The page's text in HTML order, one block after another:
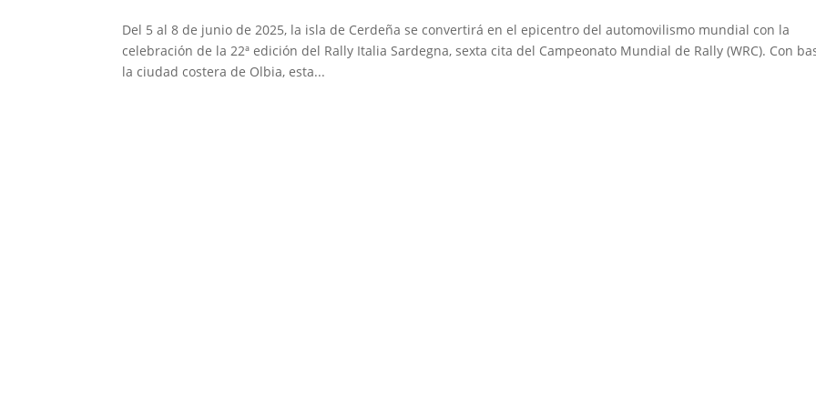
Del 5 al 8 de junio de 2025, la isla de Cerdeña se convertirá en el epicentro del automovilismo mundial con la
celebración de la 22ª edición del Rally Italia Sardegna, sexta cita del Campeonato Mundial de Rally (WRC). Con
la ciudad costera de Olbia, esta...